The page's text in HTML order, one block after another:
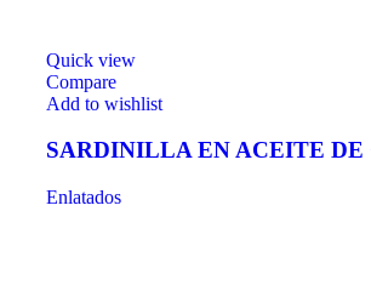
Quick view
Compare
Add to wishlist
SARDINILLA EN ACEITE DE
Enlatados